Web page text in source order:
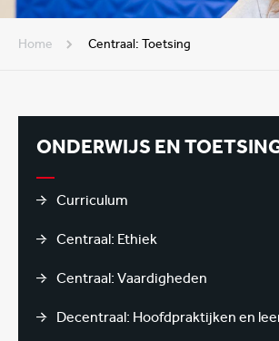
Home Centraal: Toetsing
ONDERWIJS EN
Curriculum
Centraal: Ethiek
Centraal: Vaardigheden
Decentraal: Hoofdpraktijken en